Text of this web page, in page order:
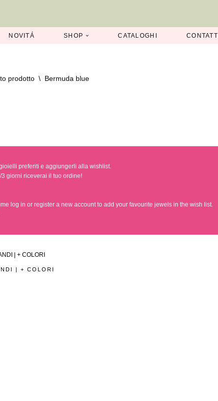
NOVITÁ SHOP CATALOGHI CONTATTI
prodotto \ Bermuda blue
preferiti e aggiungerli alla wishlist.
3 giorni riceverai il tuo ordine!
log in or register a new account to add your favourite jewels in the wish list.
| + COLORI